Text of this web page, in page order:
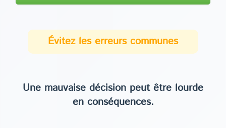
Évitez les erreurs communes
Une mauvaise décision peut être lourde
en conséquences.